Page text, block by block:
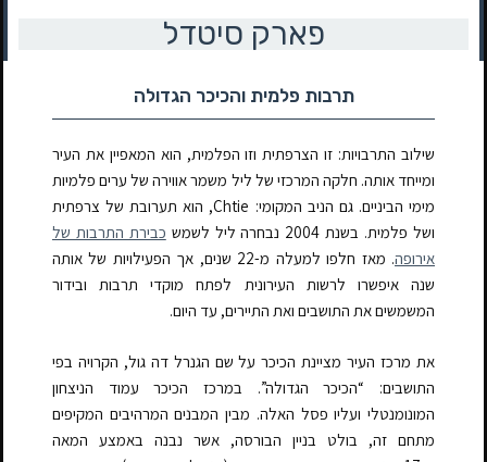
פארק סיטדל
תרבות פלמית והכיכר הגדולה
שילוב התרבויות: זו הצרפתית וזו הפלמית, הוא המאפיין את העיר
ומייחד אותה. חלקה המרכזי של ליל משמר אווירה של ערים פלמיות
מימי הביניים. גם הניב המקומי: Chtie, הוא תערובת של צרפתית
ושל פלמית. בשנת 2004 נבחרה ליל לשמש
כבירת התרבות של
אירופה
. מאז חלפו למעלה מ-22 שנים, אך הפעילויות של אותה
שנה איפשרו לרשות העירונית לפתח מוקדי תרבות ובידור
המשמשים את התושבים ואת התיירים, עד היום.
את מרכז העיר מציינת הכיכר על שם הגנרל דה גול, הקרויה בפי
התושבים: “הכיכר הגדולה”. במרכז הכיכר עמוד הניצחון
המונומנטלי ועליו פסל האלה. מבין המבנים המרהיבים המקיפים
מתחם זה, בולט בניין הבורסה, אשר נבנה באמצע המאה